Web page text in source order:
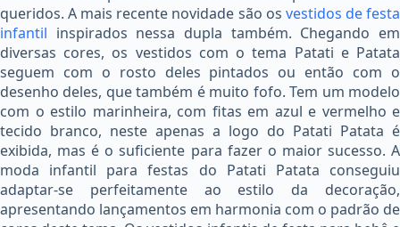
queridos. A mais recente novidade são os vestidos de festa
infantil inspirados nessa dupla também. Chegando em
diversas cores, os vestidos com o tema Patati e Patata
seguem com o rosto deles pintados ou então com o
desenho deles, que também é muito fofo. Tem um modelo
com o estilo marinheira, com fitas em azul e vermelho e
tecido branco, neste apenas a logo do Patati Patata é
exibida, mas é o suficiente para fazer o maior sucesso. A
moda infantil para festas do Patati Patata conseguiu
adaptar-se perfeitamente ao estilo da decoração,
apresentando lançamentos em harmonia com o padrão de